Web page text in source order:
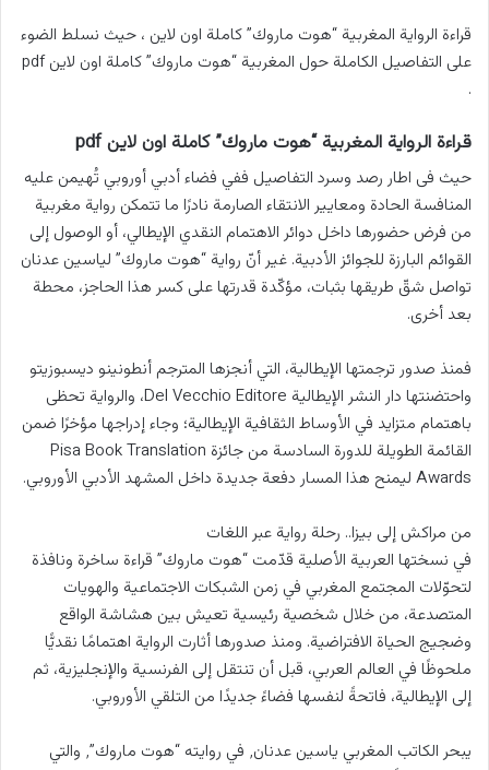
قراءة الرواية المغربية “هوت ماروك” كاملة اون لاين ، حيث نسلط الضوء
على التفاصيل الكاملة حول المغربية “هوت ماروك” كاملة اون لاين pdf
.
قراءة الرواية المغربية “هوت ماروك” كاملة اون لاين pdf
حيث فى اطار رصد وسرد التفاصيل ففي فضاء أدبي أوروبي تُهيمن عليه
المنافسة الحادة ومعايير الانتقاء الصارمة نادرًا ما تتمكن رواية مغربية
من فرض حضورها داخل دوائر الاهتمام النقدي الإيطالي، أو الوصول إلى
القوائم البارزة للجوائز الأدبية. غير أنّ رواية “هوت ماروك” لياسين عدنان
تواصل شقّ طريقها بثبات، مؤكّدة قدرتها على كسر هذا الحاجز، محطة
بعد أخرى.
فمنذ صدور ترجمتها الإيطالية، التي أنجزها المترجم أنطونينو ديسبوزيتو
واحتضنتها دار النشر الإيطالية Del Vecchio Editore، والرواية تحظى
باهتمام متزايد في الأوساط الثقافية الإيطالية؛ وجاء إدراجها مؤخرًا ضمن
القائمة الطويلة للدورة السادسة من جائزة Pisa Book Translation
Awards ليمنح هذا المسار دفعة جديدة داخل المشهد الأدبي الأوروبي.
من مراكش إلى بيزا.. رحلة رواية عبر اللغات
في نسختها العربية الأصلية قدّمت “هوت ماروك” قراءة ساخرة ونافذة
لتحوّلات المجتمع المغربي في زمن الشبكات الاجتماعية والهويات
المتصدعة، من خلال شخصية رئيسية تعيش بين هشاشة الواقع
وضجيج الحياة الافتراضية. ومنذ صدورها أثارت الرواية اهتمامًا نقديًّا
ملحوظًا في العالم العربي، قبل أن تنتقل إلى الفرنسية والإنجليزية، ثم
إلى الإيطالية، فاتحةً لنفسها فضاءً جديدًا من التلقي الأوروبي.
يبحر الكاتب المغربي ياسين عدنان٬ في روايته “هوت ماروك”٬ والتي